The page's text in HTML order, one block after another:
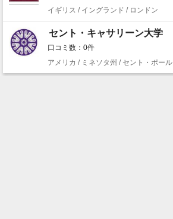
イギリス / イングランド / ロンドン
セント・キャサリーン大学
口コミ数：0件
アメリカ / ミネソタ州 / セント・ポール